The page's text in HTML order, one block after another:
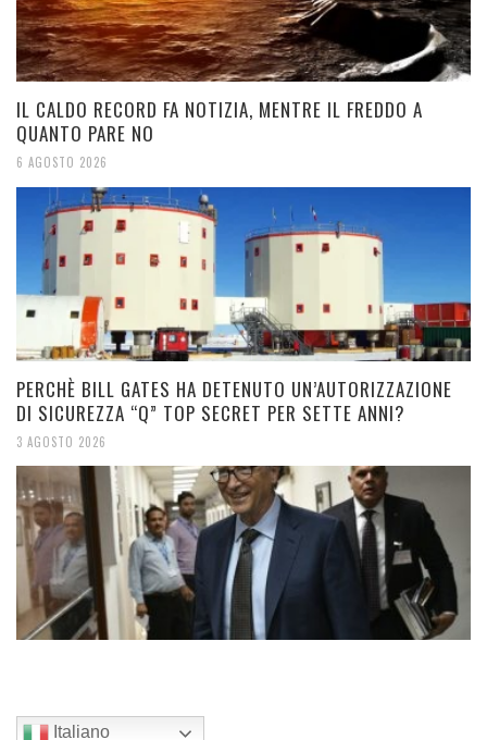
IL CALDO RECORD FA NOTIZIA, MENTRE IL FREDDO A
QUANTO PARE NO
6 AGOSTO 2026
PERCHÈ BILL GATES HA DETENUTO UN’AUTORIZZAZIONE
DI SICUREZZA “Q” TOP SECRET PER SETTE ANNI?
3 AGOSTO 2026
Italiano